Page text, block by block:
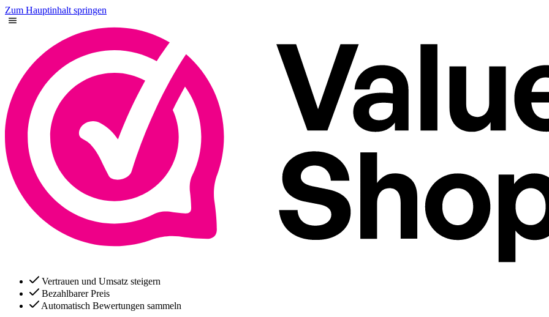
Zum Hauptinhalt springen
Vertrauen und Umsatz steigern
Bezahlbarer Preis
Automatisch Bewertungen sammeln